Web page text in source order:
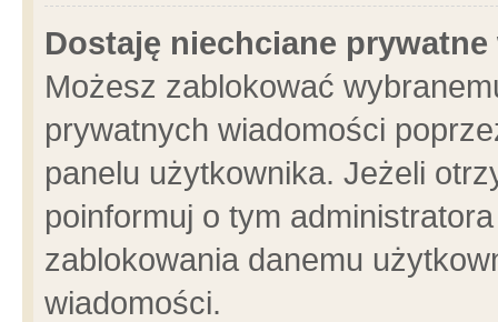
Dostaję niechciane
Możesz zablokować
prywatnych wiadomości
panelu użytkownika. Jeżeli
poinformuj o tym
zablokowania danemu
wiadomości.